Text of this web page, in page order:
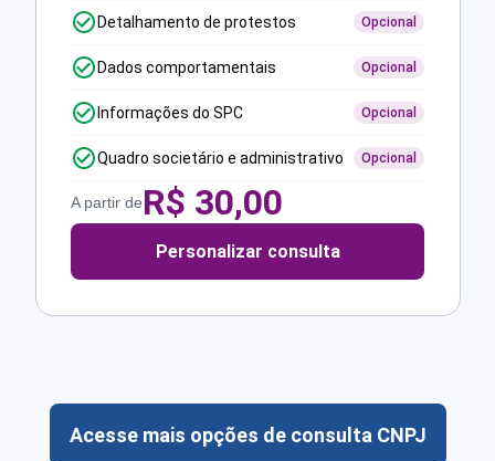
Detalhamento de protestos Opcional
Dados comportamentais Opcional
Informações do SPC Opcional
Quadro societário e administrativo Opcional
A partir deR$ 30,00
Personalizar consulta
Acesse mais opções de consulta CNPJ